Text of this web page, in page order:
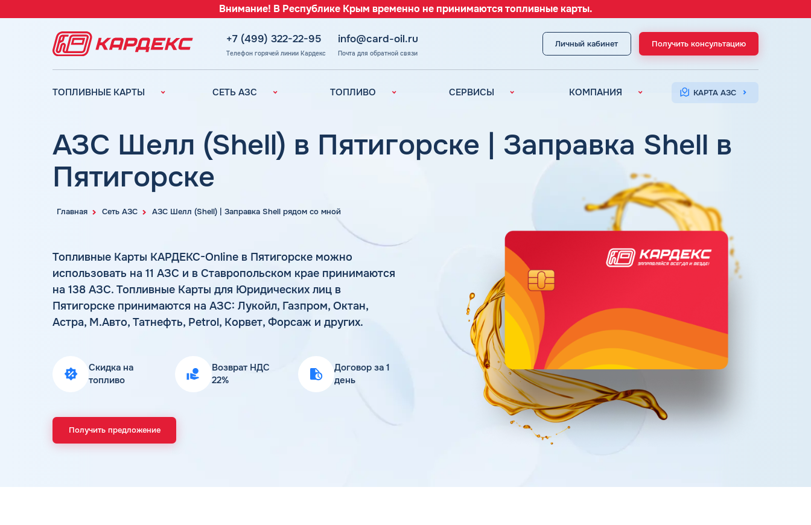
Внимание! В Республике Крым временно не принимаются топливные карты.
+7 (499) 322-22-95
Телефон горячей линии Кардекс
info@card-oil.ru
Почта для обратной связи
Личный кабинет Получить консультацию
ТОПЛИВНЫЕ КАРТЫ
Преимущества
Индивидуальный
Автомойки
СЕТЬ АЗС
АЗС Газпромнефть
АЗС Тебойл
АЗС Газпром
АЗС
ТОПЛИВО
Бензин
Топливные бренды
Наши города
Калькулятор
расхода топлива
Статьи
СЕРВИСЫ
Документооборот
(ЭДО)
Уведомления об
окончании баланса
КОМПАНИЯ КАРТА АЗС
Главная Сеть АЗС АЗС Шелл (Shell) | Заправка Shell рядом со мной
АЗС Шелл (Shell) в Пятигорске | Заправка Shell в
Пятигорске
Топливные Карты КАРДЕКС-Online в Пятигорске можно
использовать на 11 АЗС и в Ставропольском крае принимаются
на 138 АЗС. Топливные Карты для Юридических лиц в
Пятигорске принимаются на АЗС: Лукойл, Газпром, Октан,
Астра, М.Авто, Татнефть, Petrol, Корвет, Форсаж и других.
Скидка на
топливо
Возврат НДС
22%
Договор за 1
день
Получить предложение